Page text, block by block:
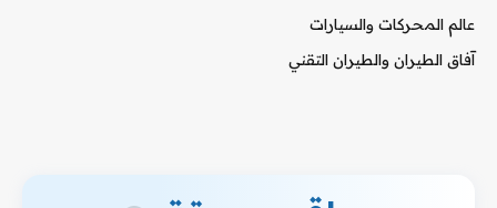
عالم المحركات والسيارات
آفاق الطيران والطيران التقني